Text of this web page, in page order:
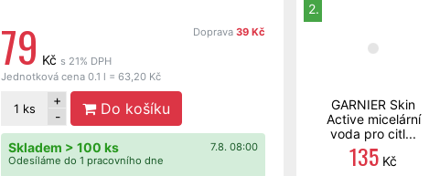
Doprava 39 Kč
79 Kč s 21% DPH
Jednotková cena 0.1 l = 63,20 Kč
1 ks
+
-
Do košíku
7.8. 08:00
Skladem > 100 ks
Odesíláme do 1 pracovního dne
2.
GARNIER Skin
Active micelární
voda pro citl...
135 Kč